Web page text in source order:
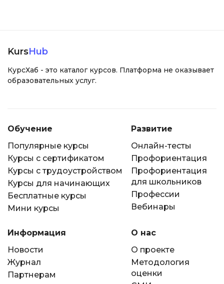
KursHub
КурсХаб - это каталог курсов. Платформа не оказывает
образовательных услуг.
Обучение
Популярные курсы
Курсы с сертификатом
Курсы с трудоустройством
Курсы для начинающих
Бесплатные курсы
Мини курсы
Развитие
Онлайн-тесты
Профориентация
Профориентация
для школьников
Профессии
Вебинары
Информация
Новости
Журнал
Партнерам
О нас
О проекте
Методология
оценки